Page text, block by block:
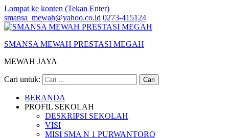
Lompat ke konten (Tekan Enter)
smansa_mewah@yahoo.co.id 0273-415124
SMANSA MEWAH PRESTASI MEGAH
MEWAH JAYA
Cari untuk:
BERANDA
PROFIL SEKOLAH
DESKRIPSI SEKOLAH
VISI
MISI SMA N 1 PURWANTORO